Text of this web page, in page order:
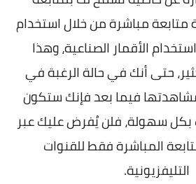
متابعة مباشرة من خلال استخدام
الأقمار الصناعية، وهذا
حتى أنك في حالة الرغبة في
فيما بعد فإنك ستكون
بكل سهولة، فلن يُفرض عليك عبر
المباشرة فقط للقنوات
التليفزيونية.